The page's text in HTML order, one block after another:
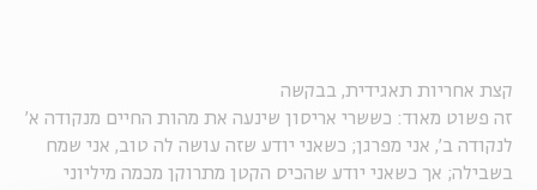
קצת אחריות תאגידית, בבקשה
זה פשוט מאוד: כששרי אריסון שינעה את מהות החיים מנקודה א'
לנקודה ב', אני מפרגן; כשאני יודע שזה עושה לה טוב, אני שמח
בשבילה; אך כשאני יודע שהכיס הקטן מתרוקן מכמה מיליוני